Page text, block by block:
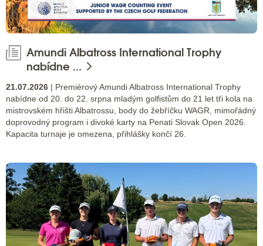
Amundi Albatross International Trophy
nabídne ...
21.07.2026 | Premiérový Amundi Albatross International Trophy
nabídne od 20. do 22. srpna mladým golfistům do 21 let tři kola na
mistrovském hřišti Albatrossu, body do žebříčku WAGR, mimořádný
doprovodný program i divoké karty na Penati Slovak Open 2026.
Kapacita turnaje je omezena, přihlášky končí 26.